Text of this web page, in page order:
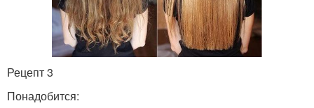
Рецепт 3
Понадобится: